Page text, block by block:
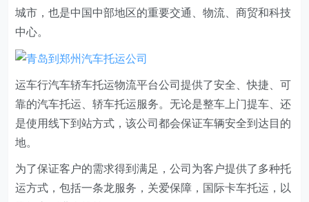
城市，也是中国中部地区的重要交通、物流、商贸和科技
中心。
运车行汽车轿车托运物流平台公司提供了安全、快捷、可
靠的汽车托运、轿车托运服务。无论是整车上门提车、还
是使用线下到站方式，该公司都会保证车辆安全到达目的
地。
为了保证客户的需求得到满足，公司为客户提供了多种托
运方式，包括一条龙服务，关爱保障，国际卡车托运，以